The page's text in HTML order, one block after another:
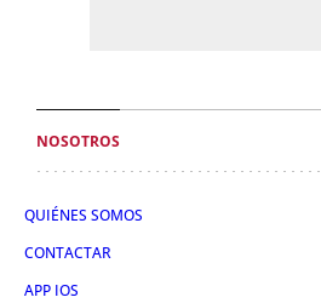
NOSOTROS
QUIÉNES SOMOS
CONTACTAR
APP IOS